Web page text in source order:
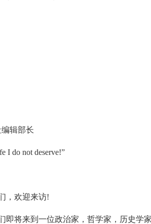
辑部长
do not deserve!”
欢迎来访!
将来到一位政治家，哲学家，历史学